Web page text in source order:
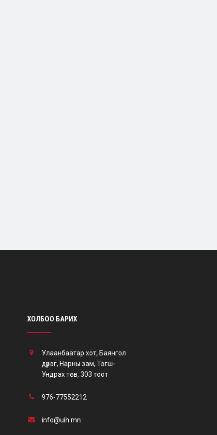
ХОЛБОО БАРИХ
Улаанбаатар хот, Баянгол
дүүрэг, Нарны зам, Тэгш-
Ундрах төв, 303 тоот
976-77552212
info@uih.mn